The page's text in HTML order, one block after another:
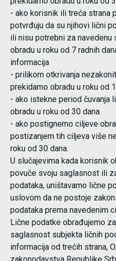
- ako korisnik ili treća strana
potvrđuju da su njihovi lični
ili nisu potrebni za navedenu
obradu u roku od 7 radnih
informacija
- prilikom otkrivanja
prekidamo obradu u roku od
- ako istekne period čuvanja
obradu u roku od 30 dana
- ako postignemo ciljeve
postizanjem tih ciljeva više
roku od 30 dana.
U slučajevima kada korisnik
povuče svoju saglasnost ili
podataka, uništavamo lične
uslovom da ne postoje
podataka prema navedenim
Lične podatke obrađujemo
saglasnost subjekta ličnih
informacija od trećih strana,
zakonodavstva Republike